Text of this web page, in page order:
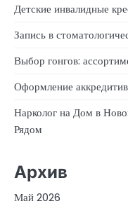
Детские инвалидные
Запись в
Выбор гонгов:
Оформление
Нарколог на Дом в
Рядом
Архив
Май 2026